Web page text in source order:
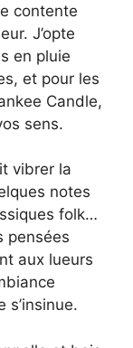
contente
J’opte
en pluie
et pour les
Candle,
sens.
vibrer la
notes
folk…
pensées
aux lueurs
s’insinue.